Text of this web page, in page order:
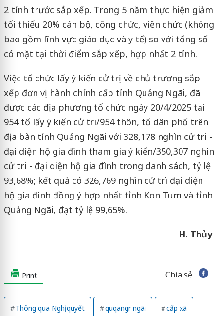
2 tỉnh trước sắp xếp. Trong 5 năm thực hiện giảm
tối thiểu 20% cán bộ, công chức, viên chức (không
bao gồm lĩnh vực giáo dục và y tế) so với tổng số
có mặt tại thời điểm sắp xếp, hợp nhất 2 tỉnh.
Việc tổ chức lấy ý kiến cử trị về chủ trương sắp
xếp đơn vị hành chính cấp tỉnh Quảng Ngãi, đã
được các địa phương tổ chức ngày 20/4/2025 tại
954 tổ lấy ý kiến cử tri/954 thôn, tổ dân phố trên
địa bàn tỉnh Quảng Ngãi với 328,178 nghìn cử tri -
đại diện hộ gia đình tham gia ý kiến/350,307 nghìn
cử tri - đại diện hộ gia đình trong danh sách, tỷ lệ
93,68%; kết quả có 326,769 nghìn cử trì đại diện
hộ gia đình đồng ý hợp nhất tỉnh Kon Tum và tỉnh
Quảng Ngãi, đạt tỷ lệ 99,65%.
H. Thủy
Print Chia sẻ
Thông qua Nghị quyết quqangr ngãi cấp xã